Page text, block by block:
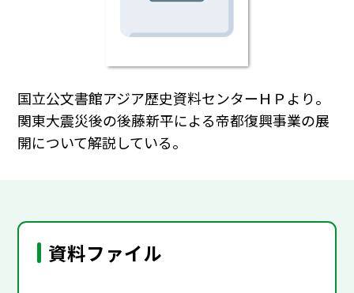
国立公文書館アジア歴史資料センターＨＰより。
関東大震災後の後藤新平による帝都復興事業の展
開について解説している。
資料ファイル